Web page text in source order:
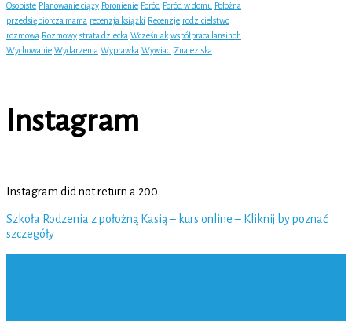
Osobiste Planowanie ciąży Poronienie Poród Poród w domu Położna
przedsiębiorcza mama recenzja książki Recenzje rodzicielstwo
rozmowa Rozmowy strata dziecka Wcześniak współpraca lansinoh
Wychowanie Wydarzenia Wyprawka Wywiad Znaleziska
Instagram
Instagram did not return a 200.
Szkoła Rodzenia z położną Kasią – kurs online – Kliknij by poznać
szczegóły